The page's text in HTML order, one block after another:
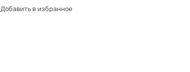
Добавить в избранное